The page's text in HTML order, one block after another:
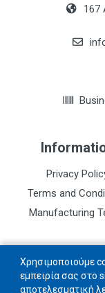
167
Privacy
Terms and
Manufacturing
Χρησιμοποιούμε
εμπειρία σας στο
αποτελεσματική